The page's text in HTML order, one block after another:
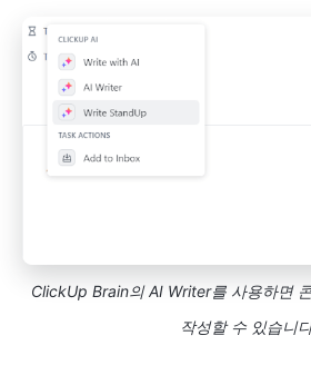
ClickUp Brain의 AI Writer를 사용하면
작성할 수 있습니